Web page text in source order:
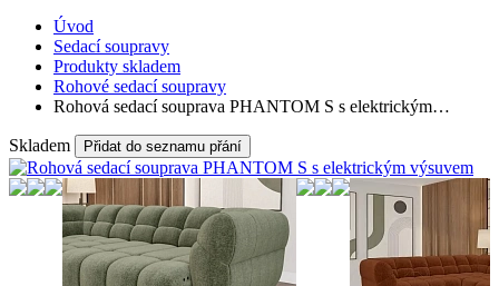
Úvod
Sedací soupravy
Produkty skladem
Rohové sedací soupravy
Rohová sedací souprava PHANTOM S s elektrickým…
Skladem Přidat do seznamu přání